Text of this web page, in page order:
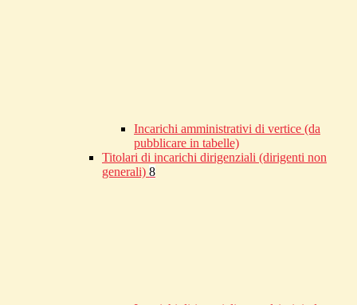
Incarichi amministrativi di vertice (da
pubblicare in tabelle)
Titolari di incarichi dirigenziali (dirigenti non
generali) 8